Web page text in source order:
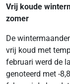
Vrij koude
zomer
De
vrij koud met
februari werd de
genoteerd met -